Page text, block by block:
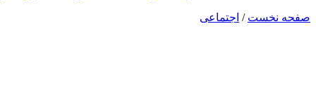
صفحه نخست / اجتماعی